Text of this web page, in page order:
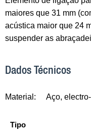
maiores que 31 mm
acústica maior que 24
suspender as
Dados Técnicos
Material: Aço,
Tipo